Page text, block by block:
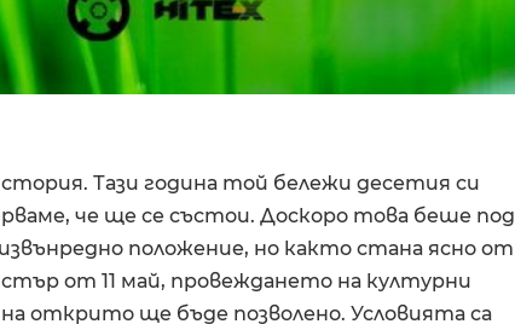
Тази година той бележи десетия си
че ще се състои. Доскоро това беше под
положение, но както стана ясно от
от 11 май, провеждането на културни
открито ще бъде позволено. Условията са